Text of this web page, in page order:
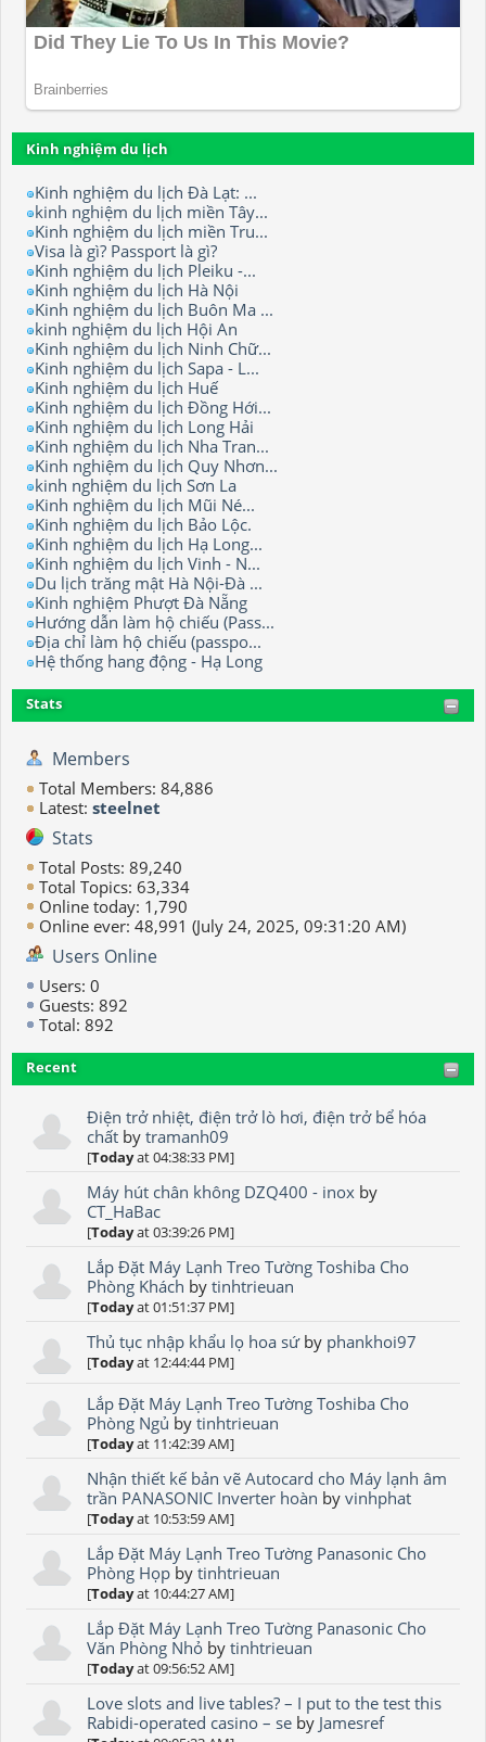
Kinh nghiệm du lịch
Kinh nghiệm du lịch Đà Lạt: ...
kinh nghiệm du lịch miền Tây...
Kinh nghiệm du lịch miền Tru...
Visa là gì? Passport là gì?
Kinh nghiệm du lịch Pleiku -...
Kinh nghiệm du lịch Hà Nội
Kinh nghiệm du lịch Buôn Ma ...
kinh nghiệm du lịch Hội An
Kinh nghiệm du lịch Ninh Chữ...
Kinh nghiệm du lịch Sapa - L...
Kinh nghiệm du lịch Huế
Kinh nghiệm du lịch Đồng Hới...
Kinh nghiệm du lịch Long Hải
Kinh nghiệm du lịch Nha Tran...
Kinh nghiệm du lịch Quy Nhơn...
kinh nghiệm du lịch Sơn La
Kinh nghiệm du lịch Mũi Né...
Kinh nghiệm du lịch Bảo Lộc.
Kinh nghiệm du lịch Hạ Long...
Kinh nghiệm du lịch Vinh - N...
Du lịch trăng mật Hà Nội-Đà ...
Kinh nghiệm Phượt Đà Nẵng
Hướng dẫn làm hộ chiếu (Pass...
Địa chỉ làm hộ chiếu (passpo...
Hệ thống hang động - Hạ Long
Stats
Members
Total Members: 84,886
Latest: steelnet
Stats
Total Posts: 89,240
Total Topics: 63,334
Online today: 1,790
Online ever: 48,991 (July 24, 2025, 09:31:20 AM)
Users Online
Users: 0
Guests: 892
Total: 892
Recent
Điện trở nhiệt, điện trở lò hơi, điện trở bể hóa
chất bytramanh09
[Todayat 04:38:33 PM]
Máy hút chân không DZQ400 - inox by
CT_HaBac
[Todayat 03:39:26 PM]
Lắp Đặt Máy Lạnh Treo Tường Toshiba Cho
Phòng Khách bytinhtrieuan
[Todayat 01:51:37 PM]
Thủ tục nhập khẩu lọ hoa sứby phankhoi97
[Todayat 12:44:44 PM]
Lắp Đặt Máy Lạnh Treo Tường Toshiba Cho
Phòng Ngủ bytinhtrieuan
[Todayat 11:42:39 AM]
Nhận thiết kế bản vẽ Autocard cho Máy lạnh âm
trần PANASONIC Inverter hoàn byvinhphat
[Todayat 10:53:59 AM]
Lắp Đặt Máy Lạnh Treo Tường Panasonic Cho
Phòng Họp bytinhtrieuan
[Todayat 10:44:27 AM]
Lắp Đặt Máy Lạnh Treo Tường Panasonic Cho
Văn Phòng Nhỏ bytinhtrieuan
[Todayat 09:56:52 AM]
Love slots and live tables? – I put to the test this
Rabidi-operated casino – se by Jamesref